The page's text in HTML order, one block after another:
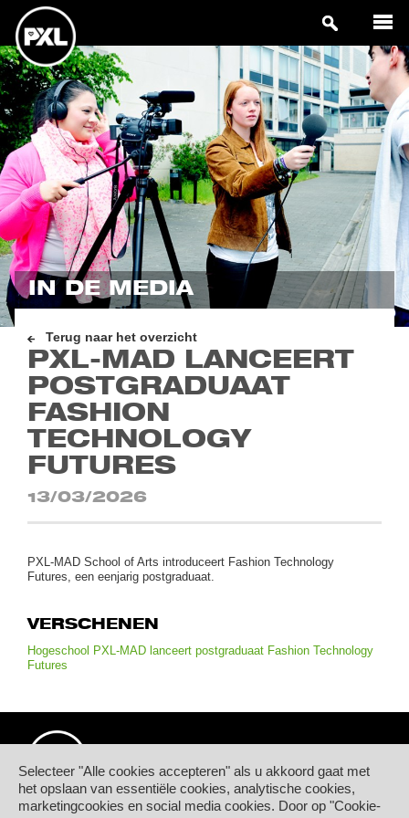
Selecteer "Alle cookies accepteren" als u akkoord gaat met
het opslaan van essentiële cookies, analytische cookies,
marketingcookies en social media cookies. Door op "Cookie-
IN DE MEDIA
Terug naar het overzicht
PXL-MAD LANCEERT
POSTGRADUAAT
FASHION
TECHNOLOGY
FUTURES
13/03/2026
PXL-MAD School of Arts introduceert Fashion Technology
Futures, een eenjarig postgraduaat.
VERSCHENEN
Hogeschool PXL-MAD lanceert postgraduaat Fashion Technology
Futures
© Hogeschool PXL